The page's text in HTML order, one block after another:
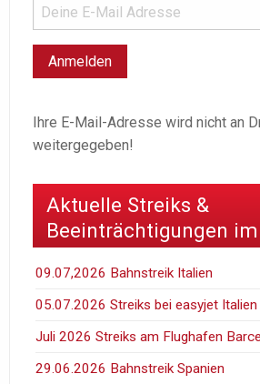
Ihre E-Mail-Adresse wird nicht an
weitergegeben!
Aktuelle Streiks &
Beeinträchtigungen
09.07,2026 Bahnstreik Italien
05.07.2026 Streiks bei easyjet Italien
Juli 2026 Streiks am Flughafen
29.06.2026 Bahnstreik Spanien